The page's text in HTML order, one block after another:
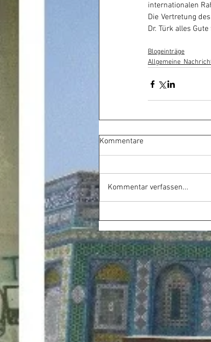
internationalen
Die Vertretung
Dr. Türk alles
Blogeinträge
Kommentare
Kommentar verfassen...